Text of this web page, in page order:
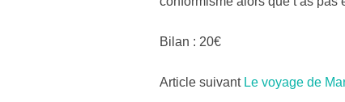
Bilan : 20€
Post
Article suivant Le voyage de